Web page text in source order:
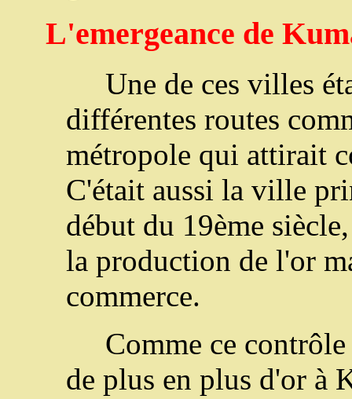
L'emergeance de
Une de ces villes
différentes routes
métropole qui attirait
C'était aussi la ville
début du 19ème
la production de l'or
commerce.
Comme ce
de plus en plus d'or à